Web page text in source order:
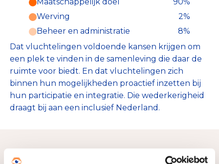
Werving
2%
Beheer en administratie
8%
Dat vluchtelingen voldoende kansen krijgen om
een plek te vinden in de samenleving die daar de
ruimte voor biedt. En dat vluchtelingen zich
binnen hun mogelijkheden proactief inzetten bij
hun participatie en integratie. Die wederkerigheid
draagt bij aan een inclusief Nederland.